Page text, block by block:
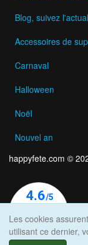
Blog, suivez
Accessoires de
Carnaval
Halloween
Noël
Nouvel an
happyfete.com ©
Les cookies
utilisant ce dernier,